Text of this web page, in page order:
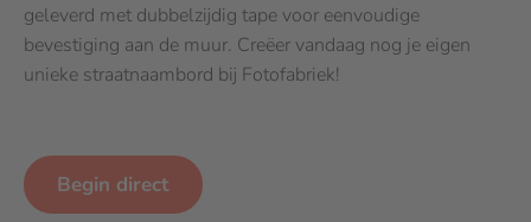
geleverd met dubbelzijdig tape voor eenvoudige
bevestiging aan de muur. Creëer vandaag nog je eigen
unieke straatnaambord bij Fotofabriek!
Begin direct